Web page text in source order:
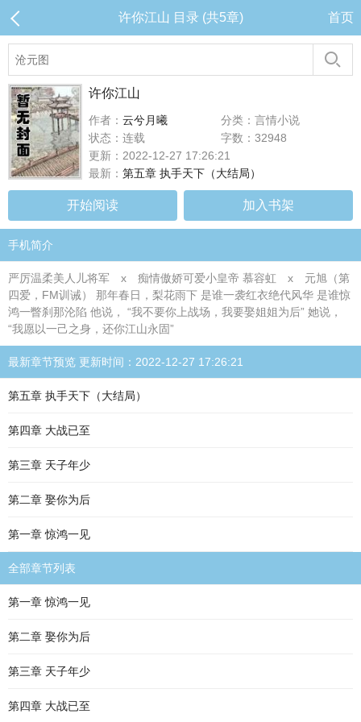
许你江山 目录 (共5章) 首页
许你江山
作者： 云兮月曦
分类：言情小说
状态：连载
字数：32948
更新：2022-12-27 17:26:21
最新： 第五章 执手天下（大结局）
开始阅读 加入书架
手机简介
严厉温柔美人儿将军 x 痴情傲娇可爱小皇帝 慕容虹 x 元旭（第
四爱，FM训诫） 那年春日，梨花雨下 是谁一袭红衣绝代风华 是谁惊
鸿一瞥刹那沦陷 他说， “我不要你上战场，我要娶姐姐为后” 她说，
“我愿以一己之身，还你江山永固”
最新章节预览 更新时间：2022-12-27 17:26:21
第五章 执手天下（大结局）
第四章 大战已至
第三章 天子年少
第二章 娶你为后
第一章 惊鸿一见
全部章节列表
第一章 惊鸿一见
第二章 娶你为后
第三章 天子年少
第四章 大战已至